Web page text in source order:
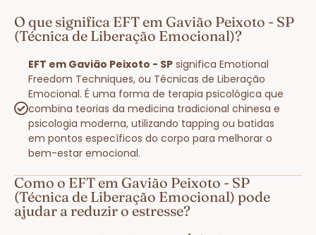
O que significa EFT em Gavião Peixoto - SP
(Técnica de Liberação Emocional)?
EFT em Gavião Peixoto - SP significa Emotional
Freedom Techniques, ou Técnicas de Liberação
Emocional. É uma forma de terapia psicológica que
combina teorias da medicina tradicional chinesa e
psicologia moderna, utilizando tapping ou batidas
em pontos específicos do corpo para melhorar o
bem-estar emocional.
Como o EFT em Gavião Peixoto - SP
(Técnica de Liberação Emocional) pode
ajudar a reduzir o estresse?